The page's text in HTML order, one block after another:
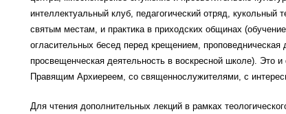
интеллектуальный клуб, педагогический отряд, кукольный
святым местам, и практика в приходских общинах
огласительных бесед перед крещением, проповедническая
просвещенческая деятельность в воскресной школе). Это
Правящим Архиереем, со священнослужителями, с
Для чтения дополнительных лекций в рамках